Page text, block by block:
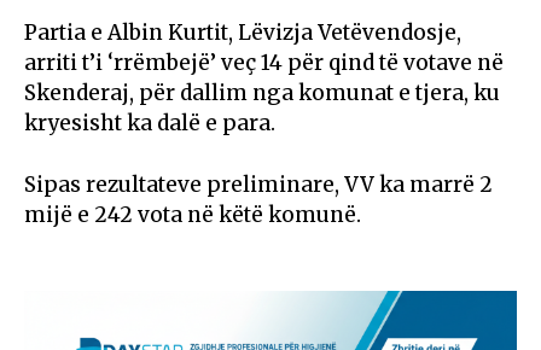
Partia e Albin Kurtit, Lëvizja Vetëvendosje,
arriti t’i ‘rrëmbejë’ veç 14 për qind të votave në
Skenderaj, për dallim nga komunat e tjera, ku
kryesisht ka dalë e para.
Sipas rezultateve preliminare, VV ka marrë 2
mijë e 242 vota në këtë komunë.